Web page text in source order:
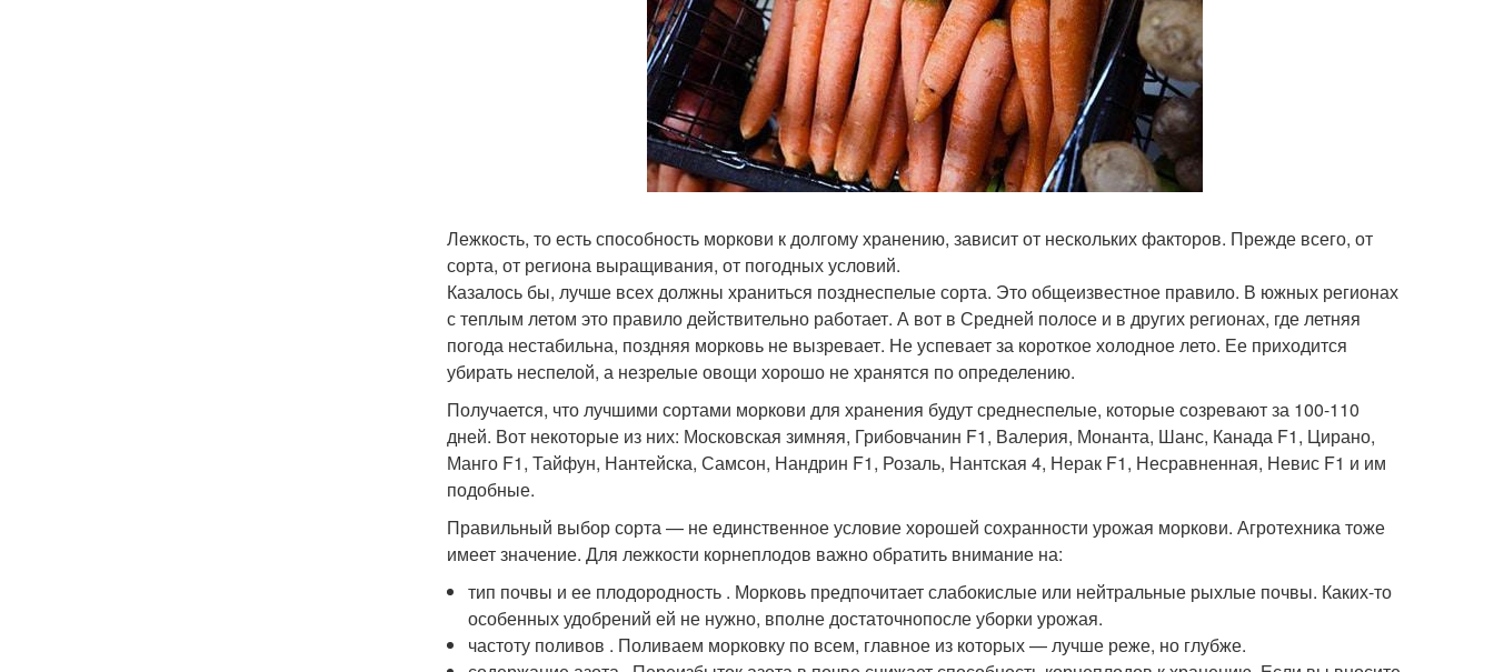
Лежкость, то есть способность моркови к долгому хранению, зависит от нескольких факторов. Прежде всего, от
сорта, от региона выращивания, от погодных условий.
Казалось бы, лучше всех должны храниться позднеспелые сорта. Это общеизвестное правило. В южных регионах
с теплым летом это правило действительно работает. А вот в Средней полосе и в других регионах, где летняя
погода нестабильна, поздняя морковь не вызревает. Не успевает за короткое холодное лето. Ее приходится
убирать неспелой, а незрелые овощи хорошо не хранятся по определению.
Получается, что лучшими сортами моркови для хранения будут среднеспелые, которые созревают за 100-110
дней. Вот некоторые из них: Московская зимняя, Грибовчанин F1, Валерия, Монанта, Шанс, Канада F1, Цирано,
Манго F1, Тайфун, Нантейска, Самсон, Нандрин F1, Розаль, Нантская 4, Нерак F1, Несравненная, Невис F1 и им
подобные.
Правильный выбор сорта — не единственное условие хорошей сохранности урожая моркови. Агротехника тоже
имеет значение. Для лежкости корнеплодов важно обратить внимание на:
тип почвы и ее плодородность . Морковь предпочитает слабокислые или нейтральные рыхлые почвы. Каких-то
особенных удобрений ей не нужно, вполне достаточнопосле уборки урожая.
частоту поливов . Поливаем морковку по всем, главное из которых — лучше реже, но глубже.